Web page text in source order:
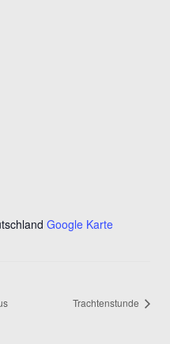
Google Karte
Trachtenstunde